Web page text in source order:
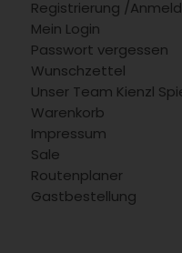
Registrierung /
Mein Login
Passwort vergessen
Wunschzettel
Unser Team Kienzl
Warenkorb
Impressum
Sale
Routenplaner
Gastbestellung